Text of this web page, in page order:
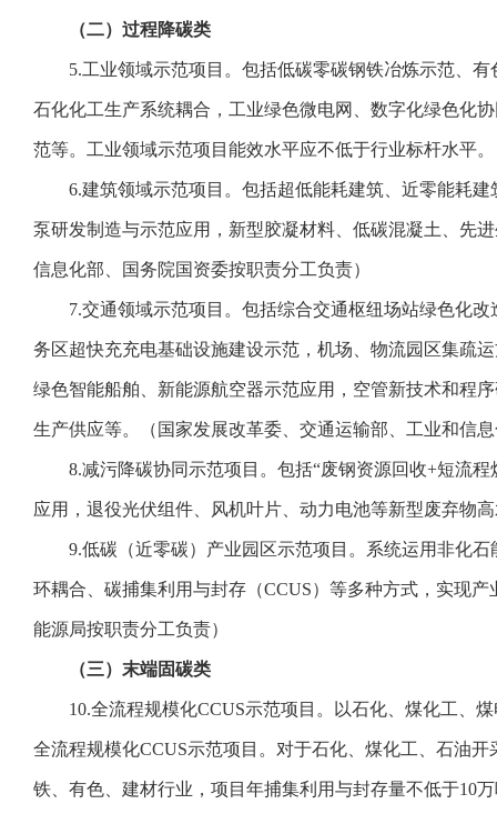
（二）过程降碳类
5.工业领域示范项目。包括低碳零碳钢铁冶炼示范、有
石化化工生产系统耦合，工业绿色微电网、数字化绿色化
范等。工业领域示范项目能效水平应不低于行业标杆水平
6.建筑领域示范项目。包括超低能耗建筑、近零能耗建
泵研发制造与示范应用，新型胶凝材料、低碳混凝土、先
信息化部、国务院国资委按职责分工负责）
7.交通领域示范项目。包括综合交通枢纽场站绿色化改
务区超快充充电基础设施建设示范，机场、物流园区集疏
绿色智能船舶、新能源航空器示范应用，空管新技术和程
生产供应等。（国家发展改革委、交通运输部、工业和信
8.减污降碳协同示范项目。包括“废钢资源回收+短流程
应用，退役光伏组件、风机叶片、动力电池等新型废弃物
9.低碳（近零碳）产业园区示范项目。系统运用非化石
环耦合、碳捕集利用与封存（CCUS）等多种方式，实现
能源局按职责分工负责）
（三）末端固碳类
10.全流程规模化CCUS示范项目。以石化、煤化工、煤
全流程规模化CCUS示范项目。对于石化、煤化工、石油
铁、有色、建材行业，项目年捕集利用与封存量不低于10